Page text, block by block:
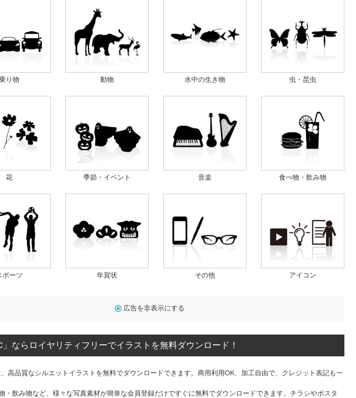
り物 動物 水中の生き物 虫・昆虫
花 季節・イベント 音楽 食べ物・飲み物
ポーツ 年賀状 その他 アイコン
広告を非表示にする
ならロイヤリティフリーでイラストを無料ダウンロード！
高品質なシルエットイラストを無料でダウンロードできます。商用利用OK、加工自由で、クレジット表記も一
・飲み物など、様々な写真素材が簡単な会員登録だけですぐに無料でダウンロードできます。チラシやポスタ